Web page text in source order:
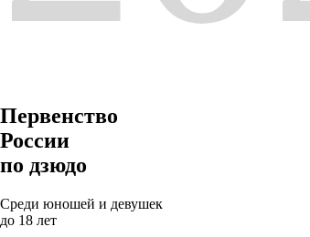
Первенство
России
по дзюдо
Среди юношей и девушек
до 18 лет